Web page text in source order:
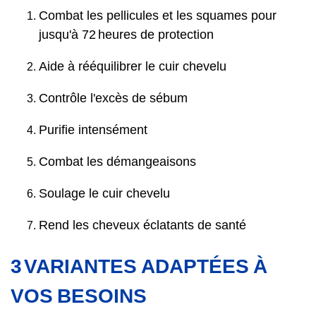
Combat les pellicules et les squames pour
jusqu'à 72 heures de protection
Aide à rééquilibrer le cuir chevelu
Contrôle l'excès de sébum
Purifie intensément
Combat les démangeaisons
Soulage le cuir chevelu
Rend les cheveux éclatants de santé
3 VARIANTES ADAPTÉES À
VOS BESOINS